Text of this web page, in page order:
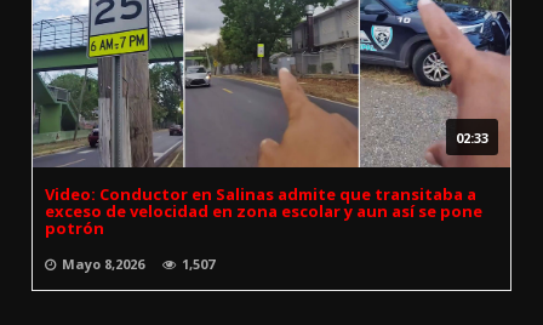
02:33
Video: Conductor en Salinas admite que transitaba a
exceso de velocidad en zona escolar y aun así se pone
potrón
Mayo 8,2026 1,507